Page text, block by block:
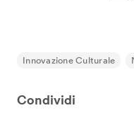
Innovazione Culturale
Condividi